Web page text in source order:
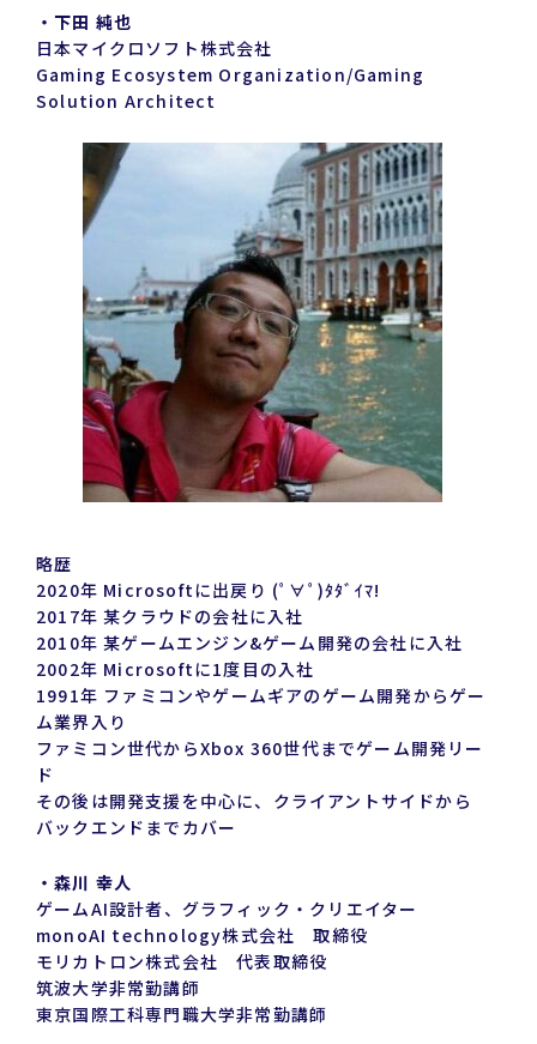
・下田 純也
日本マイクロソフト株式会社
Gaming Ecosystem Organization/Gaming
Solution Architect
略歴
2020年 Microsoftに出戻り (ﾟ∀ﾟ)ﾀﾀﾞｲﾏ!
2017年 某クラウドの会社に入社
2010年 某ゲームエンジン&ゲーム開発の会社に入社
2002年 Microsoftに1度目の入社
1991年 ファミコンやゲームギアのゲーム開発からゲー
ム業界入り
ファミコン世代からXbox 360世代までゲーム開発リー
ド
その後は開発支援を中心に、クライアントサイドから
バックエンドまでカバー
・森川 幸人
ゲームAI設計者、グラフィック・クリエイター
monoAI technology株式会社 取締役
モリカトロン株式会社 代表取締役
筑波大学非常勤講師
東京国際工科専門職大学非常勤講師